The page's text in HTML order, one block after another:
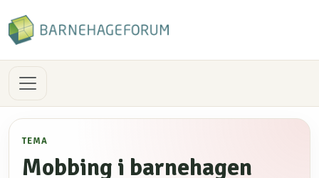
TEMA
Mobbing i barnehagen